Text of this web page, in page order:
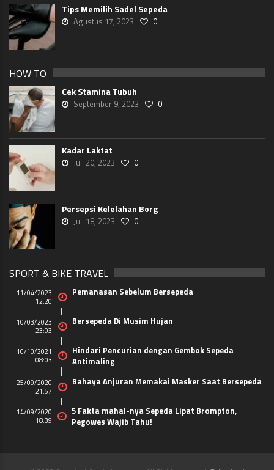
Tips Memilih Sadel Sepeda
Agustus 17, 2023 0
HOW TO
Cek Stamina Tubuh
September 9, 2023 0
Kadar Laktat
Juli 20, 2023 0
Persepsi Kelelahan Borg
Juli 18, 2023 0
SPORT & BIKE TRAVEL
11/04/2023
12:20
Pemanasan Sebelum Bersepeda
10/03/2023
23:03
Bersepeda Di Musim Hujan
10/10/2021
08:03
Hindari Pencurian dengan Gembok Sepeda
Antimaling
25/09/2020
21:57
Bahaya Anjuran Memakai Masker Saat Bersepeda
14/09/2020
18:39
5 Fakta mahal-nya Sepeda Lipat Brompton,
Pegowes Wajib Tahu!